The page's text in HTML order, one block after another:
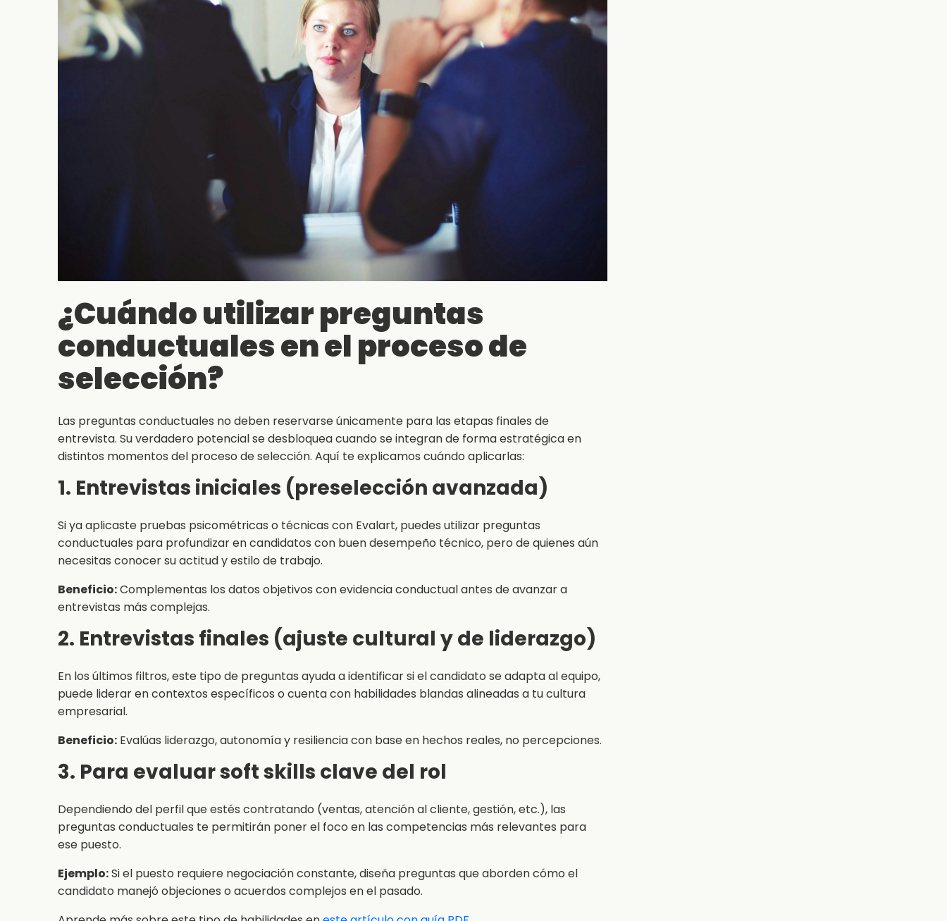
¿Cuándo utilizar preguntas
conductuales en el proceso de
selección?
Las preguntas conductuales no deben reservarse únicamente para las etapas finales de
entrevista. Su verdadero potencial se desbloquea cuando se integran de forma estratégica en
distintos momentos del proceso de selección. Aquí te explicamos cuándo aplicarlas:
1. Entrevistas iniciales (preselección avanzada)
Si ya aplicaste pruebas psicométricas o técnicas con Evalart, puedes utilizar preguntas
conductuales para profundizar en candidatos con buen desempeño técnico, pero de quienes aún
necesitas conocer su actitud y estilo de trabajo.
Beneficio:Complementas los datos objetivos con evidencia conductual antes de avanzar a
entrevistas más complejas.
2. Entrevistas finales (ajuste cultural y de liderazgo)
En los últimos filtros, este tipo de preguntas ayuda a identificar si el candidato se adapta al equipo,
puede liderar en contextos específicos o cuenta con habilidades blandas alineadas a tu cultura
empresarial.
Beneficio: Evalúas liderazgo, autonomía y resiliencia con base en hechos reales, no percepciones.
3. Para evaluar soft skills clave del rol
Dependiendo del perfil que estés contratando (ventas, atención al cliente, gestión, etc.), las
preguntas conductuales te permitirán poner el foco en las competencias más relevantes para
ese puesto.
Ejemplo:Si el puesto requiere negociación constante, diseña preguntas que aborden cómo el
candidato manejó objeciones o acuerdos complejos en el pasado.